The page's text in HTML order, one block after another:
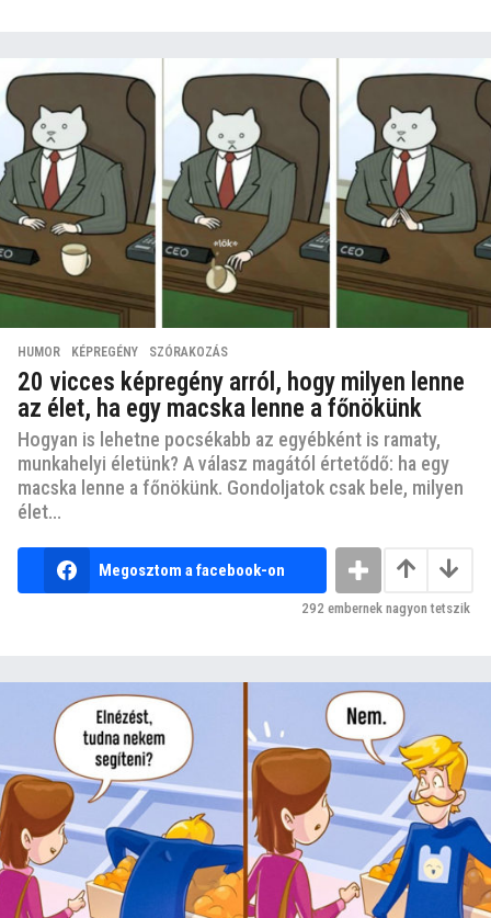
HUMOR ,KÉPREGÉNY ,SZÓRAKOZÁS
20 vicces képregény arról, hogy milyen lenne
az élet, ha egy macska lenne a főnökünk
Hogyan is lehetne pocsékabb az egyébként is ramaty,
munkahelyi életünk? A válasz magától értetődő: ha egy
macska lenne a főnökünk. Gondoljatok csak bele, milyen
élet...
Megosztom a facebook-on
292 embernek nagyon tetszik